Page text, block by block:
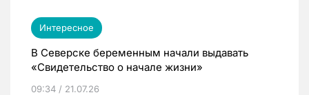
Интересное
В Северске беременным начали выдавать
«Свидетельство о начале жизни»
09:34 / 21.07.26